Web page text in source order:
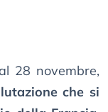
28 novembre,
che si